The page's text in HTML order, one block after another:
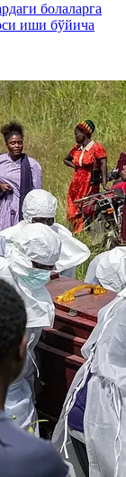
болаларга
иши бўйича